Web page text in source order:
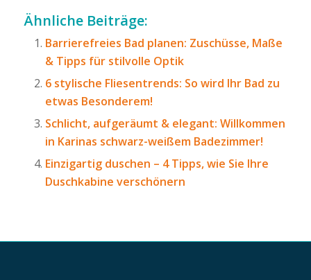
Ähnliche Beiträge:
Barrierefreies Bad planen: Zuschüsse, Maße
& Tipps für stilvolle Optik
6 stylische Fliesentrends: So wird Ihr Bad zu
etwas Besonderem!
Schlicht, aufgeräumt & elegant: Willkommen
in Karinas schwarz-weißem Badezimmer!
Einzigartig duschen – 4 Tipps, wie Sie Ihre
Duschkabine verschönern